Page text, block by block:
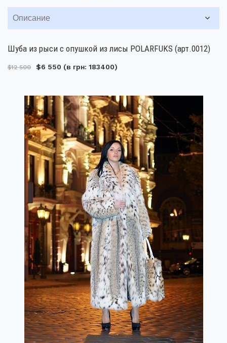
Описание
Шуба из рыси с опушкой из лисы POLARFUKS (арт.0012)
$12 500 $6 550 (в грн: 183400)